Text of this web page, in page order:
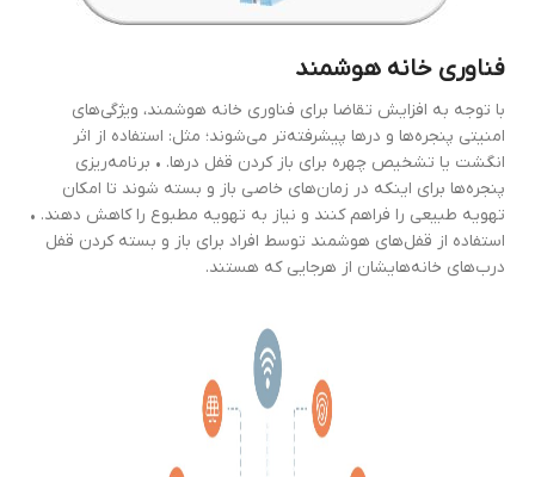
فناوری خانه هوشمند
با توجه به افزایش تقاضا برای فناوری خانه هوشمند، ویژگی‌های
امنیتی پنجره‌ها و درها پیشرفته‌تر می‌شوند؛ مثل: استفاده از اثر
انگشت یا تشخیص چهره برای باز کردن قفل درها. • برنامه‌ریزی
پنجره‌ها برای اینکه در زمان‌های خاصی باز و بسته شوند تا امکان
تهویه طبیعی را فراهم کنند و نیاز به تهویه مطبوع را کاهش دهند. •
استفاده از قفل‌های هوشمند توسط افراد برای باز و بسته کردن قفل
درب‌های خانه‌هایشان از هرجایی که هستند.